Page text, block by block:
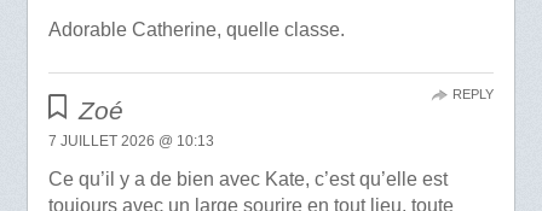
Adorable Catherine, quelle classe.
Zoé
7 JUILLET 2026 @ 10:13
Ce qu’il y a de bien avec Kate, c’est qu’elle est
toujours avec un large sourire en tout lieu, toute
REPLY